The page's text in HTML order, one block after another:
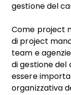
gestione del
Come project
di project
team e
di gestione del
essere
organizzativa